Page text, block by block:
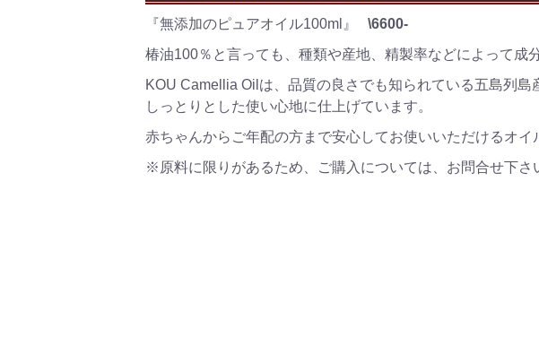
『無添加のピュアオイル100ml』
\6600-
椿油100％と言っても、種類や産地、精製率などによって成
KOU Camellia Oilは、品質の良さでも知られている五島列
しっとりとした使い心地に仕上げています。
赤ちゃんからご年配の方まで安心してお使いいただけるオイ
※原料に限りがあるため、ご購入については、お問合せ下さ